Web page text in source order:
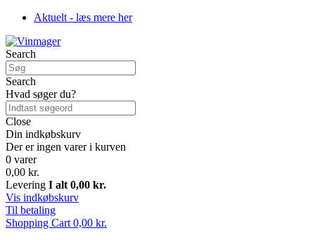
Aktuelt - læs mere her
Search
Search
Hvad søger du?
Close
Din indkøbskurv
Der er ingen varer i kurven
0 varer
0,00 kr.
Levering I alt 0,00 kr.
Vis indkøbskurv
Til betaling
Shopping Cart 0,00 kr.